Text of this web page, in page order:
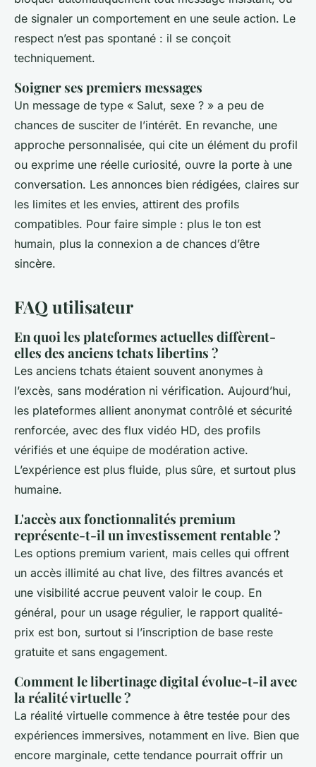
de signaler un comportement en une seule action. Le
respect n’est pas spontané : il se conçoit
techniquement.
Soigner ses premiers messages
Un message de type « Salut, sexe ? » a peu de
chances de susciter de l’intérêt. En revanche, une
approche personnalisée, qui cite un élément du profil
ou exprime une réelle curiosité, ouvre la porte à une
conversation. Les annonces bien rédigées, claires sur
les limites et les envies, attirent des profils
compatibles. Pour faire simple : plus le ton est
humain, plus la connexion a de chances d’être
sincère.
FAQ utilisateur
En quoi les plateformes actuelles diffèrent-
elles des anciens tchats libertins ?
Les anciens tchats étaient souvent anonymes à
l’excès, sans modération ni vérification. Aujourd’hui,
les plateformes allient anonymat contrôlé et sécurité
renforcée, avec des flux vidéo HD, des profils
vérifiés et une équipe de modération active.
L’expérience est plus fluide, plus sûre, et surtout plus
humaine.
L'accès aux fonctionnalités premium
représente-t-il un investissement rentable ?
Les options premium varient, mais celles qui offrent
un accès illimité au chat live, des filtres avancés et
une visibilité accrue peuvent valoir le coup. En
général, pour un usage régulier, le rapport qualité-
prix est bon, surtout si l’inscription de base reste
gratuite et sans engagement.
Comment le libertinage digital évolue-t-il avec
la réalité virtuelle ?
La réalité virtuelle commence à être testée pour des
expériences immersives, notamment en live. Bien que
encore marginale, cette tendance pourrait offrir un